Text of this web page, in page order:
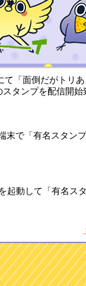
「面倒だがトリ
タンプを配信開始
末で「有名スタン
起動して「有名ス